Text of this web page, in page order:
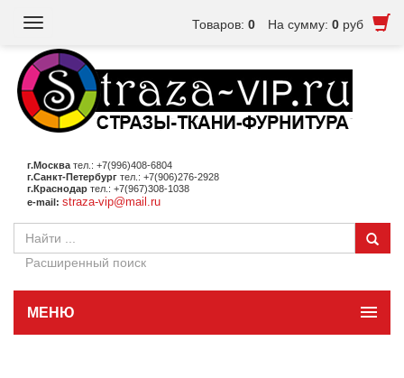
Товаров: 0 На сумму: 0 руб
Toggle
г.Москва тел.: +7(996)408-6804
г.Санкт-Петербург тел.: +7(906)276-2928
г.Краснодар тел.: +7(967)308-1038
e-mail: straza-vip@mail.ru
Расширенный поиск
МЕНЮ